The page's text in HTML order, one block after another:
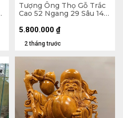
Tượng Ông Thọ Gỗ Trắc
Cao 52 Ngang 29 Sâu 14
2 tháng trước
5.800.000 ₫